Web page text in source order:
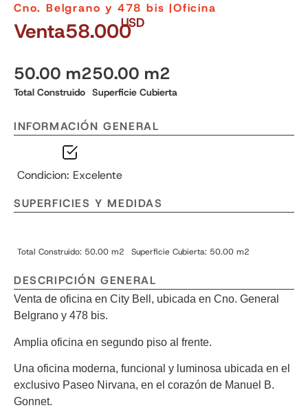
Cno. Belgrano y 478 bis |Oficina
Venta58.000USD
50.00 m2
Total Construido
50.00 m2
Superficie Cubierta
INFORMACIÓN GENERAL
Condicion: Excelente
SUPERFICIES Y MEDIDAS
Total Construido: 50.00 m2 Superficie Cubierta: 50.00 m2
DESCRIPCIÓN GENERAL
Venta de oficina en City Bell, ubicada en Cno. General
Belgrano y 478 bis.
Amplia oficina en segundo piso al frente.
Una oficina moderna, funcional y luminosa ubicada en el
exclusivo Paseo Nirvana, en el corazón de Manuel B.
Gonnet.